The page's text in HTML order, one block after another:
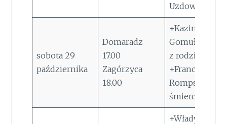
Uzdowska
sobota 29
października
Domaradz
17.00
Zagórzyca
18.00
+Kazimierz
Gomułka i
z rodziny
+Franciszek
Rompski w
śmierci
+Władysława